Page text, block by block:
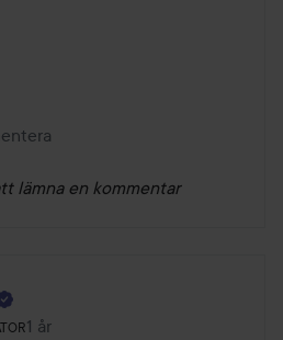
lämna en kommentar
roll: Lyko Creator.
1 år
Inlägget skapades 1 år